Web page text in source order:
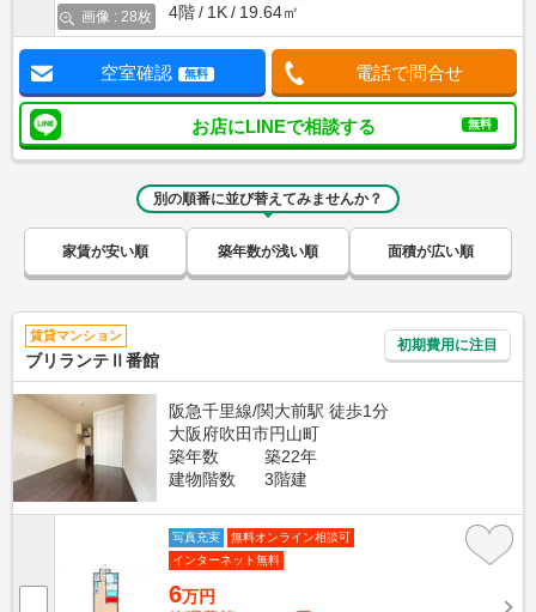
画像 : 28枚
4階
1K 19.64㎡
空室確認 無料 電話で問合せ
お店にLINEで相談する 無料
別の順番に並び替えてみませんか？
家賃が安い順 築年数が浅い順 面積が広い順
賃貸マンション
ブリランテⅡ番館
初期費用に注目
阪急千里線/関大前駅 徒歩1分
大阪府吹田市円山町
築年数
築22年
建物階数
3階建
写真充実
無料オンライン相談可
インターネット無料
6万円